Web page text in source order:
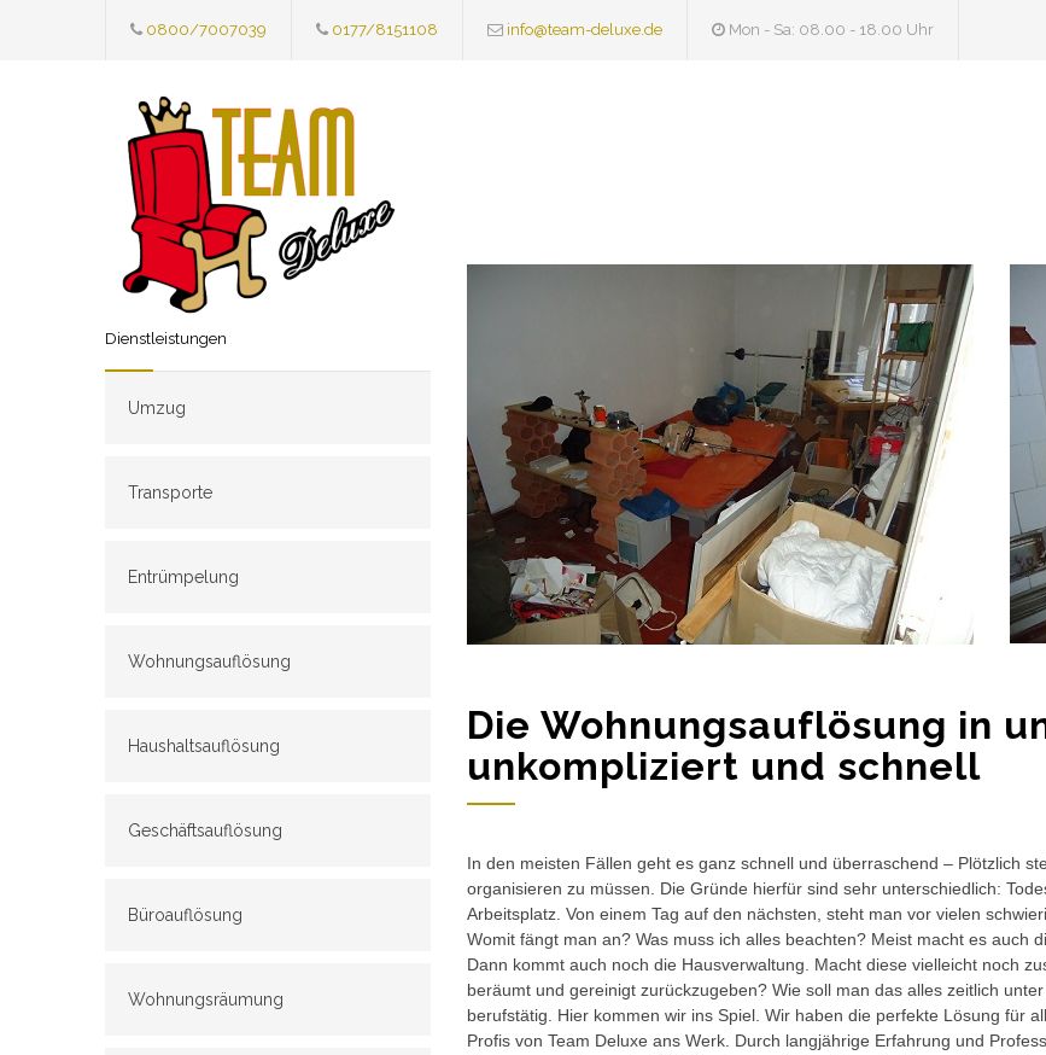
0800/7007039 0177/8151108 info@team-deluxe.de Mon - Sa: 08.00 - 18.00 Uhr
Dienstleistungen
Umzug
Transporte
Entrümpelung
Wohnungsauflösung
Haushaltsauflösung
Geschäftsauflösung
Büroauflösung
Wohnungsräumung
Die Wohnungsauflösung in
unkompliziert und schnell
In den meisten Fällen geht es ganz schnell und überraschend – Plötzlich
organisieren zu müssen. Die Gründe hierfür sind sehr unterschiedlich:
Arbeitsplatz. Von einem Tag auf den nächsten, steht man vor vielen
Womit fängt man an? Was muss ich alles beachten? Meist macht es auch
Dann kommt auch noch die Hausverwaltung. Macht diese vielleicht noch
beräumt und gereinigt zurückzugeben? Wie soll man das alles zeitlich
berufstätig. Hier kommen wir ins Spiel. Wir haben die perfekte Lösung für
Profis von Team Deluxe ans Werk. Durch langjährige Erfahrung und